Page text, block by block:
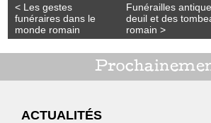
< Les gestes
funéraires dans le
monde romain
Funérailles
deuil et des
romain >
ACTUALITÉS